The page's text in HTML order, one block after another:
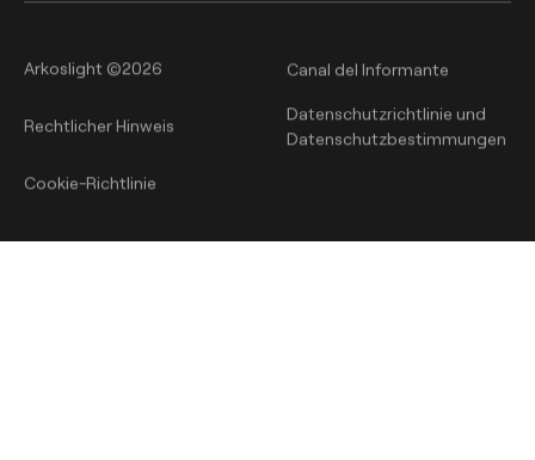
Arkoslight ©2026 Canal del Informante
Rechtlicher Hinweis
Datenschutzrichtlinie und
Datenschutzbestimmungen
Cookie-Richtlinie